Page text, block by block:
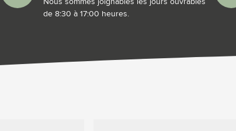
Nous sommes joignables les jours ouvrables
de 8:30 à 17:00 heures.